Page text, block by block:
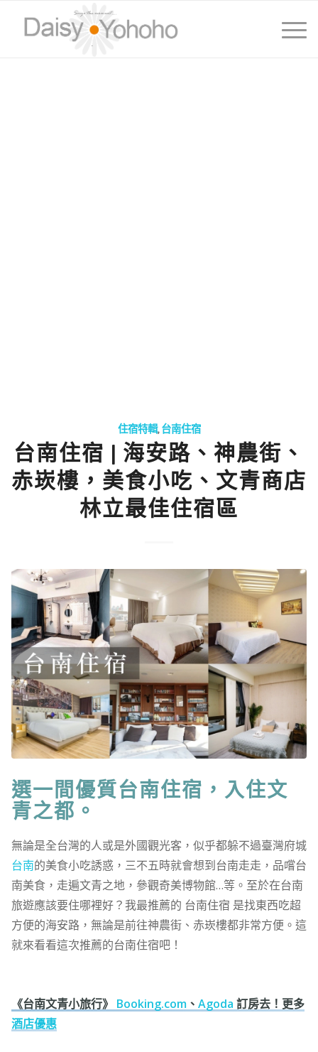
住宿特輯,台南住宿
台南住宿 | 海安路、神農街、
赤崁樓，美食小吃、文青商店
林立最佳住宿區
選一間優質台南住宿，入住文
青之都。
無論是全台灣的人或是外國觀光客，似乎都躲不過臺灣府城
台南的美食小吃誘惑，三不五時就會想到台南走走，品嚐台
南美食，走遍文青之地，參觀奇美博物館…等。至於在台南
旅遊應該要住哪裡好？我最推薦的 台南住宿 是找東西吃超
方便的海安路，無論是前往神農街、赤崁樓都非常方便。這
就來看看這次推薦的台南住宿吧！
《台南文青小旅行》 Booking.com、 Agoda 訂房去！更多
酒店優惠